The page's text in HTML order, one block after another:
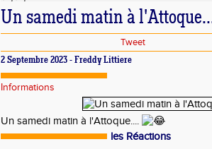
Un samedi matin à
Tweet
2 Septembre 2023 - Freddy Littiere
Informations
Un samedi matin à l'Attoque....
les Réactions